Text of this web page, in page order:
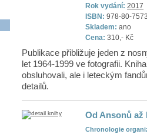
Rok vydání: 2017
ISBN: 978-80-
Skladem: ano
Cena: 310,- Kč
Publikace přibližuje jeden z
let 1964-1999 ve fotografii.
obsluhovali, ale i leteckým
detailů.
Od Ansonů až
Chronologie